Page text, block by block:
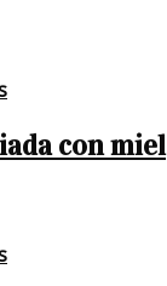
con miel